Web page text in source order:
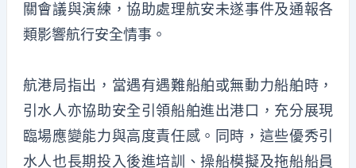
關會議與演練，協助處理航安未遂事件及通報各
類影響航行安全情事。
航港局指出，當遇有遇難船舶或無動力船舶時，
引水人亦協助安全引領船舶進出港口，充分展現
臨場應變能力與高度責任感。同時，這些優秀引
水人也長期投入後進培訓、操船模擬及拖船船員